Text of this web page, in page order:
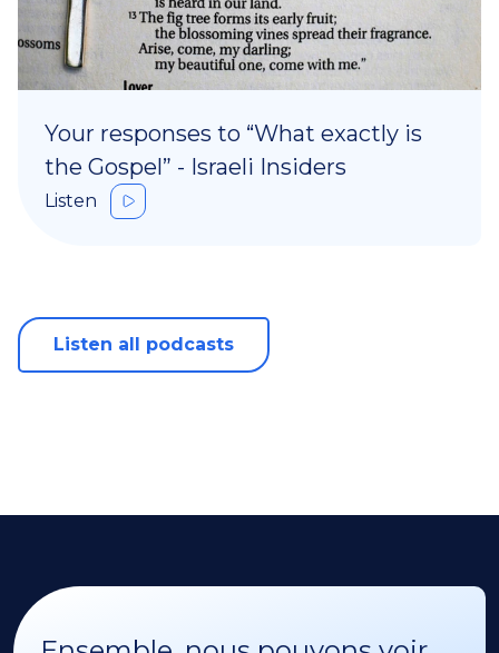
Your responses to “What exactly is
the Gospel” - Israeli Insiders
Listen
Listen all podcasts